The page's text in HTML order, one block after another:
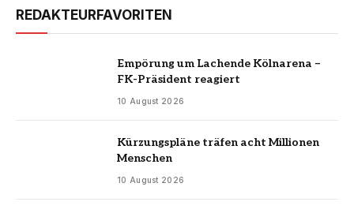
REDAKTEURFAVORITEN
Empörung um Lachende Kölnarena –
FK-Präsident reagiert
10 August 2026
Kürzungspläne träfen acht Millionen
Menschen
10 August 2026